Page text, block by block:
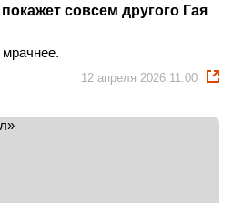
совсем другого Гая
12 апреля 2026 11:00